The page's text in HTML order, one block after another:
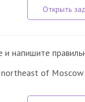
напишите
of